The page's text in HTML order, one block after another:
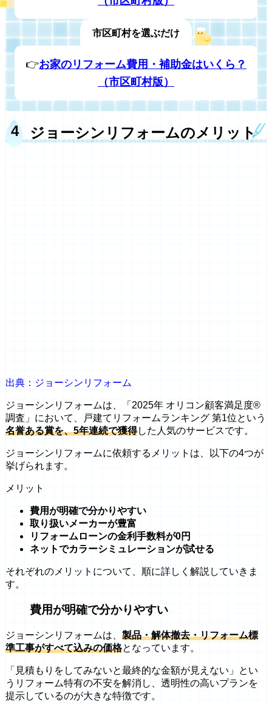
市区町村を選ぶだけ
👉お家のリフォーム費用・補助金はいくら？
（市区町村版）
ジョーシンリフォームのメリット
出典：ジョーシンリフォーム
ジョーシンリフォームは、「2025年 オリコン顧客満足度®
調査」において、戸建てリフォームランキング 第1位という
名誉ある賞を、5年連続で獲得した人気のサービスです。
ジョーシンリフォームに依頼するメリットは、以下の4つが
挙げられます。
メリット
費用が明確で分かりやすい
取り扱いメーカーが豊富
リフォームローンの金利手数料が0円
ネットでカラーシミュレーションが試せる
それぞれのメリットについて、順に詳しく解説していきま
す。
費用が明確で分かりやすい
ジョーシンリフォームは、 製品・解体撤去・リフォーム標
準工事がすべて込みの価格となっています。
「見積もりをしてみないと最終的な金額が見えない」とい
うリフォーム特有の不安を解消し、透明性の高いプランを
提示しているのが大きな特徴です。